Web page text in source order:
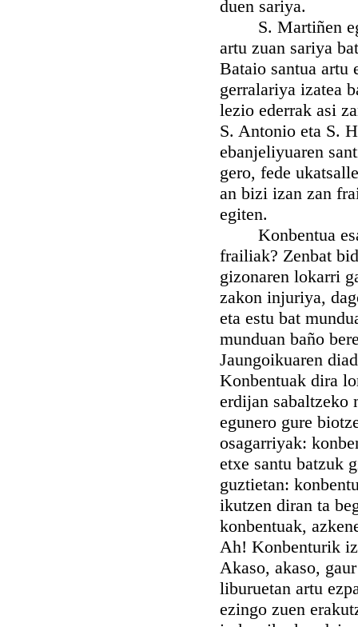
duen sariya.
S. Martiñen
artu zuan sariya
Bataio santua artu
gerralariya izatea
lezio ederrak asi
S. Antonio eta S.
ebanjeliyuaren
gero, fede
an bizi izan zan
egiten.
Konbentua
frailiak? Zenbat
gizonaren lokarri
zakon injuriya,
eta estu bat
munduan baño
Jaungoikuaren
Konbentuak dira
erdijan sabaltzeko
egunero gure
osagarriyak:
etxe santu batzuk
guztietan:
ikutzen diran ta
konbentuak,
Ah! Konbenturik
Akaso, akaso,
liburuetan artu
ezingo zuen